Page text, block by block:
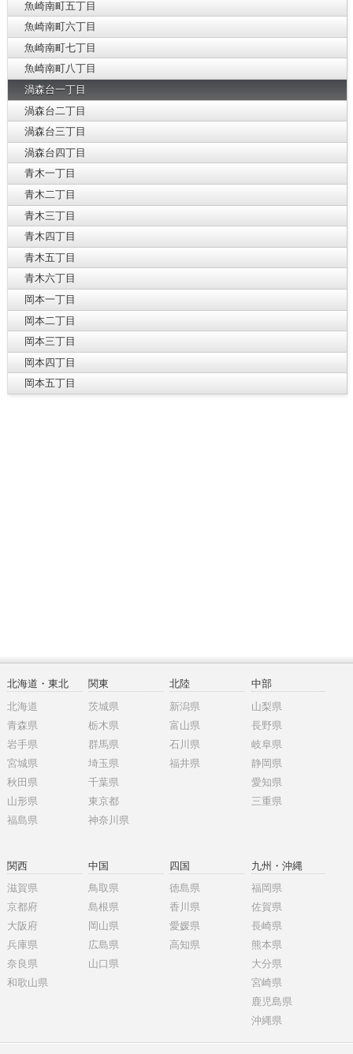
魚崎南町五丁目
魚崎南町六丁目
魚崎南町七丁目
魚崎南町八丁目
渦森台一丁目
渦森台二丁目
渦森台三丁目
渦森台四丁目
青木一丁目
青木二丁目
青木三丁目
青木四丁目
青木五丁目
青木六丁目
岡本一丁目
岡本二丁目
岡本三丁目
岡本四丁目
岡本五丁目
北海道・東北
北海道
青森県
岩手県
宮城県
秋田県
山形県
福島県
関東
茨城県
栃木県
群馬県
埼玉県
千葉県
東京都
神奈川県
北陸
新潟県
富山県
石川県
福井県
中部
山梨県
長野県
岐阜県
静岡県
愛知県
三重県
関西
滋賀県
京都府
大阪府
兵庫県
奈良県
和歌山県
中国
鳥取県
島根県
岡山県
広島県
山口県
四国
徳島県
香川県
愛媛県
高知県
九州・沖縄
福岡県
佐賀県
長崎県
熊本県
大分県
宮崎県
鹿児島県
沖縄県